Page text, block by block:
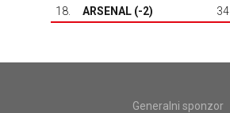
18.
ARSENAL (-2) 34
Generalni sponzor